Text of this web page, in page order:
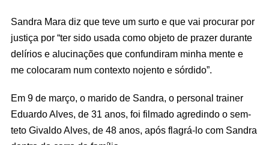
Sandra Mara diz que teve um surto e que vai procurar por
justiça por “ter sido usada como objeto de prazer durante
delírios e alucinações que confundiram minha mente e
me colocaram num contexto nojento e sórdido”.
Em 9 de março, o marido de Sandra, o personal trainer
Eduardo Alves, de 31 anos, foi filmado agredindo o sem-
teto Givaldo Alves, de 48 anos, após flagrá-lo com Sandra